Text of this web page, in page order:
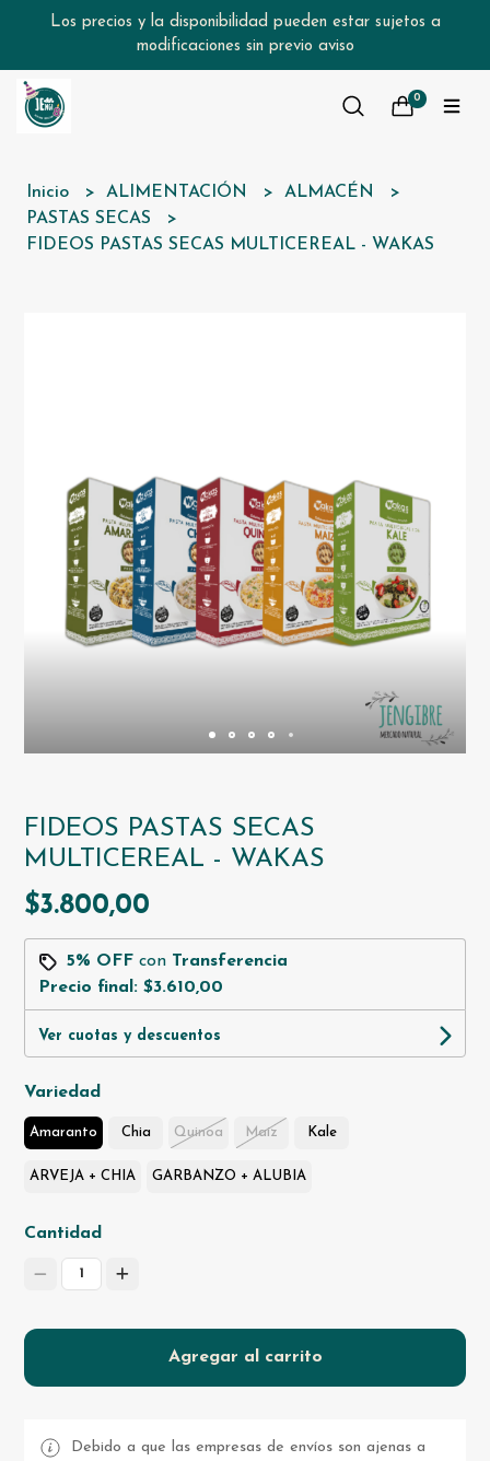
Los precios y la disponibilidad pueden estar sujetos a
modificaciones sin previo aviso
0
Inicio ALIMENTACIÓN
ALMACÉN
PASTAS SECAS
FIDEOS PASTAS SECAS MULTICEREAL - WAKAS
FIDEOS PASTAS SECAS
MULTICEREAL - WAKAS
$3.800,00
5% OFF con Transferencia
Precio final:$3.610,00
Ver cuotas y descuentos
Variedad
Amaranto Chia Quinoa Maiz Kale
ARVEJA + CHIA GARBANZO + ALUBIA
Cantidad
1
Agregar al carrito
Debido a que las empresas de envíos son ajenas a